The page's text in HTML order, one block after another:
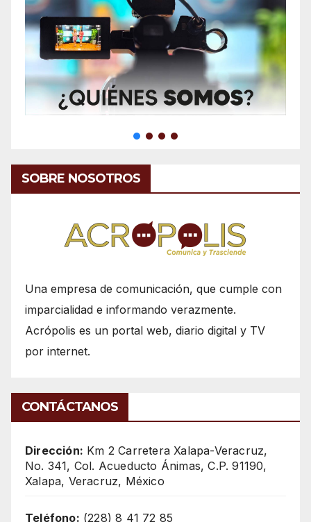
SOBRE NOSOTROS
Una empresa de comunicación, que cumple con
imparcialidad e informando verazmente.
Acrópolis es un portal web, diario digital y TV
por internet.
CONTÁCTANOS
Dirección: Km 2 Carretera Xalapa-Veracruz,
No. 341, Col. Acueducto Ánimas, C.P. 91190,
Xalapa, Veracruz, México
Teléfono: (228) 8 41 72 85